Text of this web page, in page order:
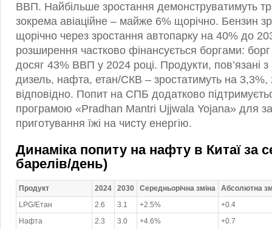
ВВП. Найбільше зростання демонструватимуть
зокрема авіаційне – майже 6% щорічно. Бензин
щорічно через зростання автопарку на 40% до
розширення частково фінансується боргами:
досяг 43% ВВП у 2024 році. Продукти, пов’язані
дизель, нафта, етан/СКВ – зростатимуть на 3,3%,
відповідно. Попит на СПБ додатково
програмою «Pradhan Mantri Ujjwala Yojana» для
приготування їжі на чисту енергію.
Динаміка попиту на нафту в Китаї за
барелів/день)
Продукт 2024 2030 Середньорічна зміна
Абсолютна
LPG/Етан
2.6 3.1 +2.5%
+0.4
Нафта
2.3 3.0 +4.6%
+0.7